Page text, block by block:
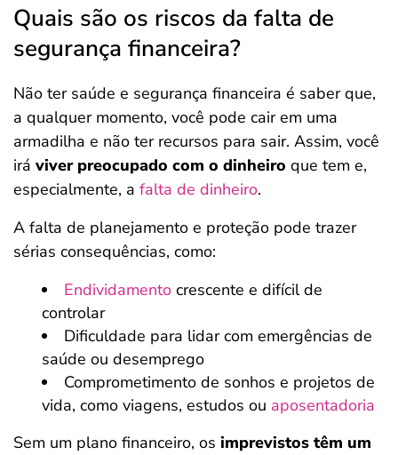
Quais são os riscos da falta de
segurança financeira?
Não ter saúde e segurança financeira é saber que,
a qualquer momento, você pode cair em uma
armadilha e não ter recursos para sair. Assim, você
irá viver preocupado com o dinheiro que tem e,
especialmente, a falta de dinheiro.
A falta de planejamento e proteção pode trazer
sérias consequências, como:
Endividamento crescente e difícil de
controlar
Dificuldade para lidar com emergências de
saúde ou desemprego
Comprometimento de sonhos e projetos de
vida, como viagens, estudos ou aposentadoria
Sem um plano financeiro, os imprevistos têm um